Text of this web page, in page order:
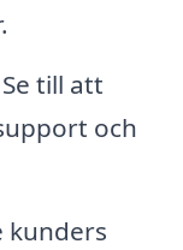
till att
och
kunders